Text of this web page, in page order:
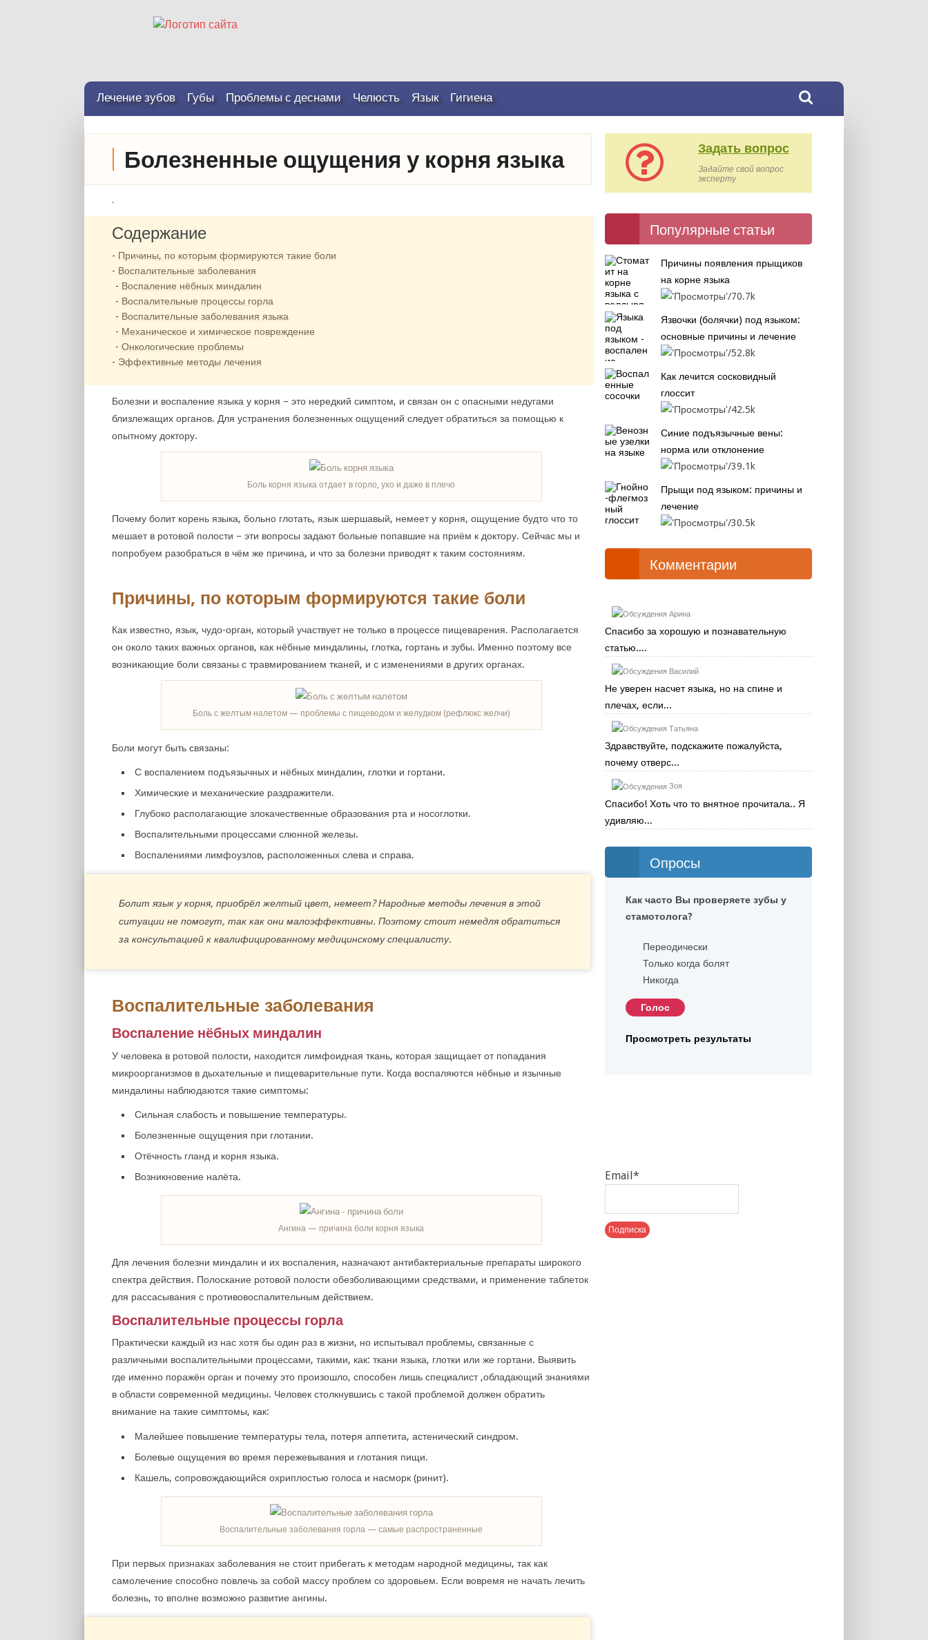
Лечение зубов Губы Проблемы с деснами Челюсть Язык Гигиена
Болезненные ощущения у корня языка
.
Содержание
Причины, по которым формируются такие боли
Воспалительные заболевания
Воспаление нёбных миндалин
Воспалительные процессы горла
Воспалительные заболевания языка
Механическое и химическое повреждение
Онкологические проблемы
Эффективные методы лечения
Болезни и воспаление языка у корня – это нередкий симптом, и связан он с опасными недугами
близлежащих органов. Для устранения болезненных ощущений следует обратиться за помощью к
опытному доктору.
Боль корня языка отдает в горло, ухо и даже в плечо
Почему болит корень языка, больно глотать, язык шершавый, немеет у корня, ощущение будто что то
мешает в ротовой полости – эти вопросы задают больные попавшие на приём к доктору. Сейчас мы и
попробуем разобраться в чём же причина, и что за болезни приводят к таким состояниям.
Причины, по которым формируются такие боли
Как известно, язык, чудо-орган, который участвует не только в процессе пищеварения. Располагается
он около таких важных органов, как нёбные миндалины, глотка, гортань и зубы. Именно поэтому все
возникающие боли связаны с травмированием тканей, и с изменениями в других органах.
Боль с желтым налетом — проблемы с пищеводом и желудком (рефлюкс желчи)
Боли могут быть связаны:
С воспалением подъязычных и нёбных миндалин, глотки и гортани.
Химические и механические раздражители.
Глубоко располагающие злокачественные образования рта и носоглотки.
Воспалительными процессами слюнной железы.
Воспалениями лимфоузлов, расположенных слева и справа.
Болит язык у корня, приобрёл желтый цвет, немеет? Народные методы лечения в этой
ситуации не помогут, так как они малоэффективны. Поэтому стоит немедля обратиться
за консультацией к квалифицированному медицинскому специалисту.
Воспалительные заболевания
Воспаление нёбных миндалин
У человека в ротовой полости, находится лимфоидная ткань, которая защищает от попадания
микроорганизмов в дыхательные и пищеварительные пути. Когда воспаляются нёбные и язычные
миндалины наблюдаются такие симптомы:
Сильная слабость и повышение температуры.
Болезненные ощущения при глотании.
Отёчность гланд и корня языка.
Возникновение налёта.
Ангина — причина боли корня языка
Для лечения болезни миндалин и их воспаления, назначают антибактериальные препараты широкого
спектра действия. Полоскание ротовой полости обезболивающими средствами, и применение таблеток
для рассасывания с противовоспалительным действием.
Воспалительные процессы горла
Практически каждый из нас хотя бы один раз в жизни, но испытывал проблемы, связанные с
различными воспалительными процессами, такими, как: ткани языка, глотки или же гортани. Выявить
где именно поражён орган и почему это произошло, способен лишь специалист ,обладающий знаниями
в области современной медицины. Человек столкнувшись с такой проблемой должен обратить
внимание на такие симптомы, как:
Малейшее повышение температуры тела, потеря аппетита, астенический синдром.
Болевые ощущения во время пережевывания и глотания пищи.
Кашель, сопровождающийся охриплостью голоса и насморк (ринит).
Воспалительные заболевания горла — самые распространенные
При первых признаках заболевания не стоит прибегать к методам народной медицины, так как
самолечение способно повлечь за собой массу проблем со здоровьем. Если вовремя не начать лечить
болезнь, то вполне возможно развитие ангины.
Задать вопрос
Задайте свой вопрос
эксперту
Популярные статьи
Причины появления прыщиков
на корне языка
70.7k
Язвочки (болячки) под языком:
основные причины и лечение
52.8k
Как лечится сосковидный
глоссит
42.5k
Синие подъязычные вены:
норма или отклонение
39.1k
Прыщи под языком: причины и
лечение
30.5k
Комментарии
Арина
Спасибо за хорошую и познавательную
статью....
Василий
Не уверен насчет языка, но на спине и
плечах, если...
Татьяна
Здравствуйте, подскажите пожалуйста,
почему отверс...
Зоя
Спасибо! Хоть что то внятное прочитала.. Я
удивляю...
Опросы
Как часто Вы проверяете зубы у
стамотолога?
Переодически
Только когда болят
Никогда
Просмотреть результаты
Email*